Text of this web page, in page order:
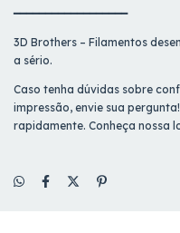
━━━━━━━━━━━━━━━━━━
3D Brothers – Filamentos
a sério.
Caso tenha dúvidas sobre
impressão, envie sua
rapidamente. Conheça nossa